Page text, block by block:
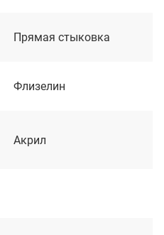
Прямая стыковка
Флизелин
Акрил